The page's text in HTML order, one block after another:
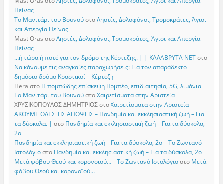
Πείνας
Το Μανιτάρι του ΒουνούστοΛηστές, Δολοφόνοι, Τρομοκράτες, Άγιοι
και Απεργία Πείνας
Mast Oras στοΛηστές, Δολοφόνοι, Τρομοκράτες, Άγιοι και Απεργία
Πείνας
…ή τώρα ή ποτέ για τον δρόμο της Κέρτεζης. | | ΚΑΛΑΒΡΥΤΑ ΝΕΤστο
Να κάνουμε τις αναγκαίες παραχωρήσεις: Για τον απαράδεκτο
δημόσιο δρόμο Κραστικοί – Κέρτεζη
Hera στο Η πομπώδης επίσκεψη Πομπέο, επιδιαιτησία, 5G, λιμάνια
Το Μανιτάρι του ΒουνούστοΧαιρετίσματα στην Αριστεία
ΧΡΥΣΙΚΟΠΟΥΛΟΣ ΔΗΜΗΤΡΙΟΣστοΧαιρετίσματα στην Αριστεία
ΑΚΟΥΜΕ ΟΛΕΣ ΤΙΣ ΑΠΟΨΕΙΣ – Πανδημία και εκκλησιαστική ζωή – Για
τα δύσκολα. | στο Πανδημία και εκκλησιαστική ζωή – Για τα δύσκολα,
2ο
Πανδημία και εκκλησιαστική ζωή – Για τα δύσκολα, 2ο – Το Zωντανό
Iστολόγιοστο Πανδημία και εκκλησιαστική ζωή – Για τα δύσκολα, 2ο
Μετά φόβου Θεού και κορονοϊού… – Το Zωντανό Iστολόγιοστο Μετά
φόβου Θεού και κορονοϊού…